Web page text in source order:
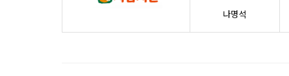
나명석